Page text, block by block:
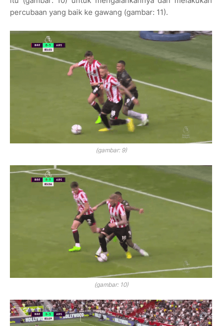
percubaan yang baik ke gawang (gambar: 11).
(gambar: 9)
(gambar: 10)